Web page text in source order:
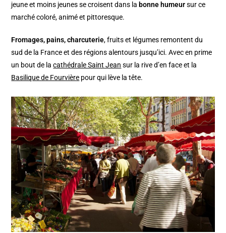
jeune et moins jeunes se croisent dans la bonne humeursur ce
marché coloré, animé et pittoresque.
Fromages, pains, charcuterie, fruits et légumes remontent du
sud de la France et des régions alentours jusqu’ici. Avec en prime
un bout de lacathédrale Saint Jean sur la rive d’en face et la
Basilique de Fourvière pour qui lève la tête.